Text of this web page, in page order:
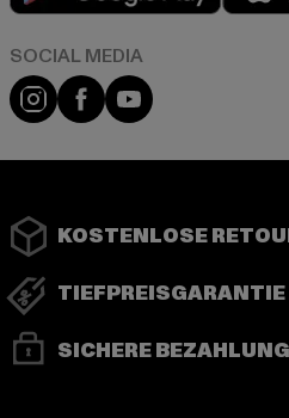
Instagram
FacebookYouTube
KOSTENLOSE
TIEFPREISGARANTIE
SICHERE BEZAHLUNG